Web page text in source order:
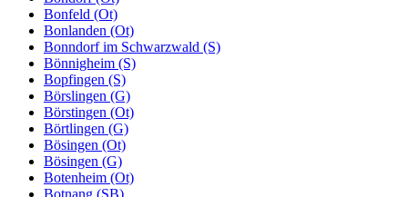
Bonfeld (Ot)
Bonlanden (Ot)
Bonndorf im Schwarzwald (S)
Bönnigheim (S)
Bopfingen (S)
Börslingen (G)
Börstingen (Ot)
Börtlingen (G)
Bösingen (Ot)
Bösingen (G)
Botenheim (Ot)
Botnang (SB)